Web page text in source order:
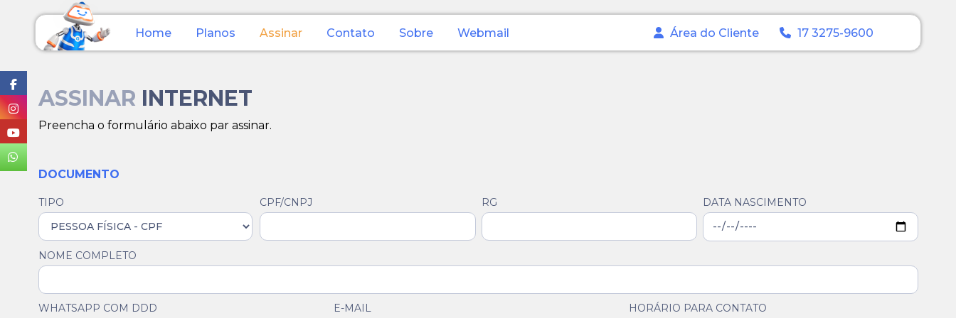
Home Planos Assinar Contato Sobre Webmail Área do Cliente 17 3275-9600
ASSINAR INTERNET
Preencha o formulário abaixo par assinar.
DOCUMENTO
TIPO CPF/CNPJ RG DATA NASCIMENTO
NOME COMPLETO
WHATSAPP COM DDD E-MAIL HORÁRIO PARA CONTATO